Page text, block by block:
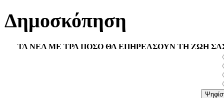
Δημοσκόπηση
ΤΑ ΝΕΑ ΜΕ ΤΡΑ ΠΟΣΟ ΘΑ ΕΠΗΡΕΑΣΟΥΝ ΤΗ ΖΩΗ